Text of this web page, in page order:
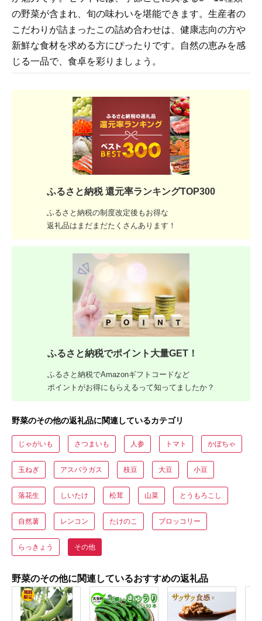
の野菜が含まれ、旬の味わいを堪能できます。生産者の
こだわりが詰まったこの詰め合わせは、健康志向の方や
新鮮な食材を求める方にぴったりです。自然の恵みを感
じる一品で、食卓を彩りましょう。
ふるさと納税 還元率ランキングTOP300
ふるさと納税の制度改定後もお得な
返礼品はまだまだたくさんあります！
ふるさと納税でポイント大量GET！
ふるさと納税でAmazonギフトコードなど
ポイントがお得にもらえるって知ってましたか？
野菜のその他の返礼品に関連しているカテゴリ
じゃがいも さつまいも 人参 トマト かぼちゃ
玉ねぎ アスパラガス 枝豆 大豆 小豆
落花生 しいたけ 松茸 山菜 とうもろこし
自然薯 レンコン たけのこ ブロッコリー
らっきょう その他
野菜のその他に関連しているおすすめの返礼品